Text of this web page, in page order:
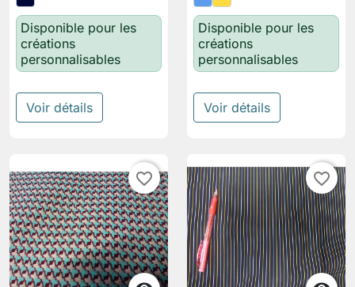
Disponible pour les
créations
personnalisables
Voir détails
Disponible pour les
créations
personnalisables
Voir détails
favorite_border favorite_border